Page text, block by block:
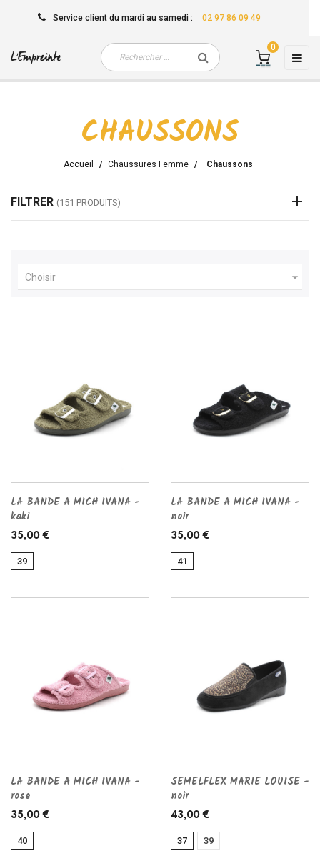
Service client du mardi au samedi : 02 97 86 09 49
☰
0
CHAUSSONS
Accueil Chaussures Femme Chaussons
FILTRER (151 PRODUITS)
Choisir 
LA BANDE A MICH IVANA -
kaki
35,00 €
39
LA BANDE A MICH IVANA -
noir
35,00 €
41
LA BANDE A MICH IVANA -
rose
35,00 €
40
SEMELFLEX MARIE LOUISE -
noir
43,00 €
37 39